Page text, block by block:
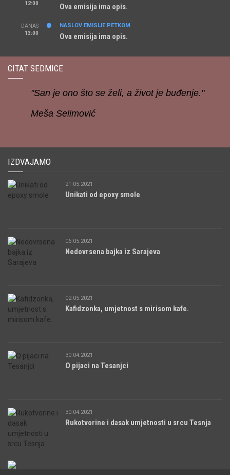
12:00
Ova emisija ima opis.
DANAS
13:00
NASLOV EMISIJE PETKOM
Ova emisija ima opis.
CITAT SEDMICE
"San je ono što se želi, a život je buđenje."
Meša Selimović
IZDVAJAMO
21.05.2021
Unikati od epoxy smole
06.05.2021
Nedovrsena bajka iz Sarajeva
02.05.2021
Kafidzonka, umjetnost s mirisom kafe.
30.04.2021
O pijaci na Tesanjci
30.04.2021
Rukotvorine i dasak umjetnosti u srcu Tesnja